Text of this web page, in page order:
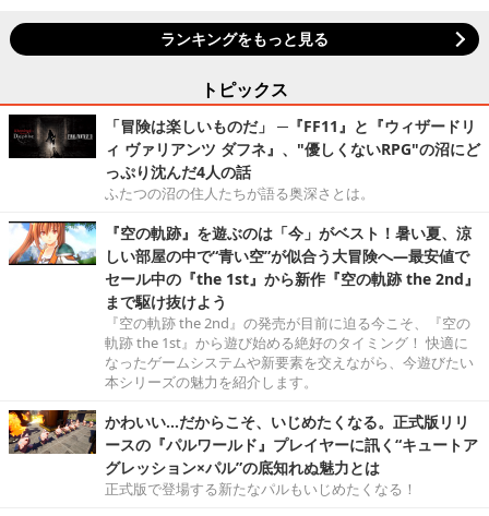
ランキングをもっと見る
トピックス
「冒険は楽しいものだ」 ─『FF11』と『ウィザードリ
ィ ヴァリアンツ ダフネ』、"優しくないRPG"の沼にど
っぷり沈んだ4人の話
ふたつの沼の住人たちが語る奥深さとは。
『空の軌跡』を遊ぶのは「今」がベスト！暑い夏、涼
しい部屋の中で“青い空”が似合う大冒険へ―最安値で
セール中の『the 1st』から新作『空の軌跡 the 2nd』
まで駆け抜けよう
『空の軌跡 the 2nd』の発売が目前に迫る今こそ、『空の
軌跡 the 1st』から遊び始める絶好のタイミング！ 快適に
なったゲームシステムや新要素を交えながら、今遊びたい
本シリーズの魅力を紹介します。
かわいい…だからこそ、いじめたくなる。正式版リリ
ースの『パルワールド』プレイヤーに訊く“キュートア
グレッション×パル”の底知れぬ魅力とは
正式版で登場する新たなパルもいじめたくなる！